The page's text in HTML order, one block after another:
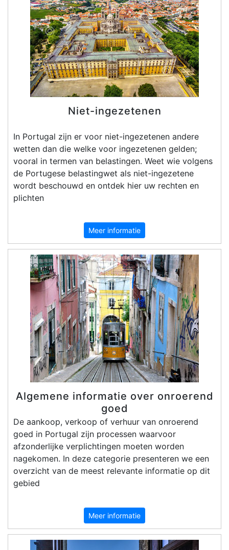
Niet-ingezetenen
In Portugal zijn er voor niet-ingezetenen andere
wetten dan die welke voor ingezetenen gelden;
vooral in termen van belastingen. Weet wie volgens
de Portugese belastingwet als niet-ingezetene
wordt beschouwd en ontdek hier uw rechten en
plichten
Meer informatie
Algemene informatie over onroerend
goed
De aankoop, verkoop of verhuur van onroerend
goed in Portugal zijn processen waarvoor
afzonderlijke verplichtingen moeten worden
nagekomen. In deze categorie presenteren we een
overzicht van de meest relevante informatie op dit
gebied
Meer informatie